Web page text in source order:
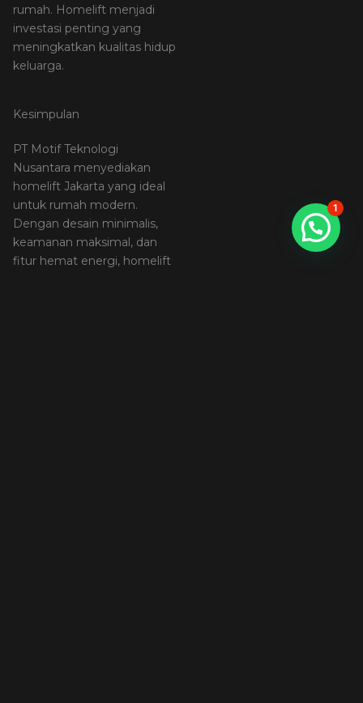
rumah. Homelift menjadi
investasi penting yang
meningkatkan kualitas hidup
keluarga.
Kesimpulan
PT Motif Teknologi
Nusantara menyediakan
homelift Jakarta yang ideal
untuk rumah modern.
Dengan desain minimalis,
keamanan maksimal, dan
fitur hemat energi, homelift
1